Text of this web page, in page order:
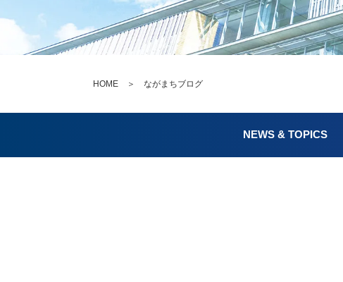
HOME ＞ ながまちブログ
NEWS & TOPICS